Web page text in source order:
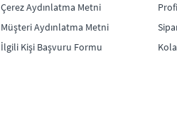
Çerez Aydınlatma Metni
Müşteri Aydınlatma Metni
İlgili Kişi Başvuru Formu